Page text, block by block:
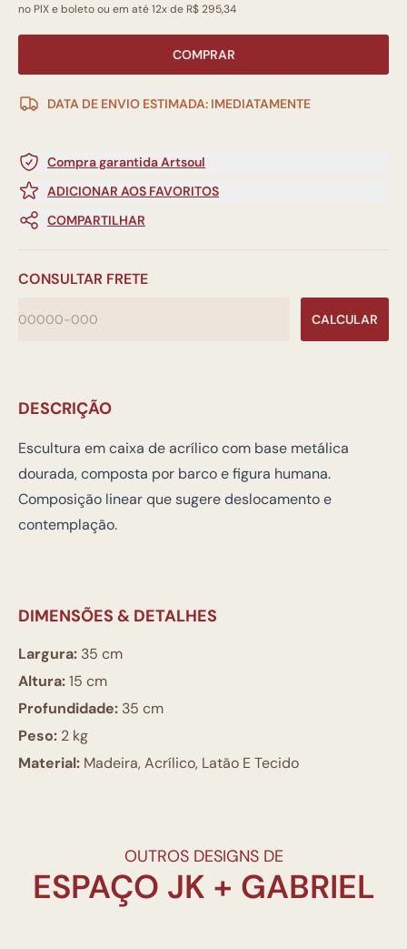
no PIX e boleto ou em até 12x de R$ 295,34
COMPRAR
DATA DE ENVIO ESTIMADA: IMEDIATAMENTE
Compra garantida Artsoul
ADICIONAR AOS FAVORITOS
COMPARTILHAR
CONSULTAR FRETE
CALCULAR
DESCRIÇÃO
Escultura em caixa de acrílico com base metálica
dourada, composta por barco e figura humana.
Composição linear que sugere deslocamento e
contemplação.
DIMENSÕES & DETALHES
Largura: 35 cm
Altura:15 cm
Profundidade: 35 cm
Peso: 2 kg
Material: Madeira, Acrílico, Latão E Tecido
OUTROS DESIGNS DE